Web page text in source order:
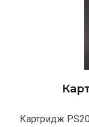
Картридж